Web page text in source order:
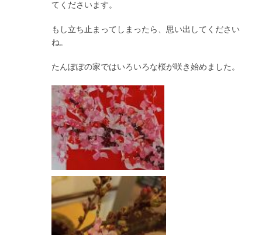
てくださいます。
もし立ち止まってしまったら、思い出してください
ね。
たんぽぽの家ではいろいろな桜が咲き始めました。